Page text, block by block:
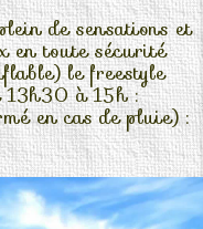
de sensations et
en toute sécurité
le freestyle
13h30 à 15h :
en cas de pluie) :